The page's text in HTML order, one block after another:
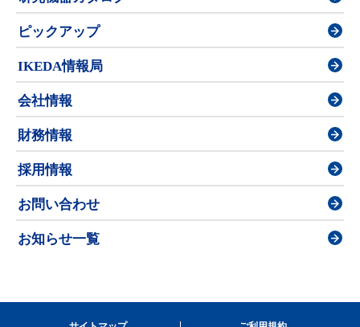
ピックアップ
IKEDA情報局
会社情報
財務情報
採用情報
お問い合わせ
お知らせ一覧